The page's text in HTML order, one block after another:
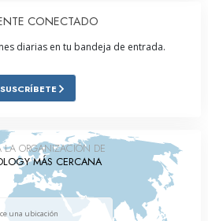
CONECTADO
diarias en tu bandeja de entrada.
SUSCRÍBETE
LA ORGANIZACIÓN DE
MÁS CERCANA